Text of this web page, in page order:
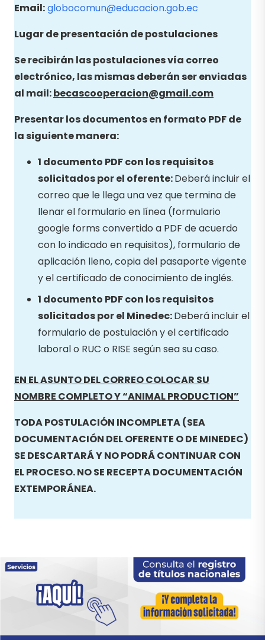
Email:globocomun@educacion.gob.ec
Lugar de presentación de postulaciones
Se recibirán las postulaciones vía correo
electrónico, las mismas deberán ser enviadas
al mail:becascooperacion@gmail.com
Presentar los documentos en formato PDF de
la siguiente manera:
1 documento PDF con los requisitos
solicitados por el oferente:Deberá incluir el
correo que le llega una vez que termina de
llenar el formulario en línea (formulario
google forms convertido a PDF de acuerdo
con lo indicado en requisitos), formulario de
aplicación lleno, copia del pasaporte vigente
y el certificado de conocimiento de inglés.
1 documento PDF con los requisitos
solicitados por el Minedec:Deberá incluir el
formulario de postulación y el certificado
laboral o RUC o RISE según sea su caso.
EN EL ASUNTO DEL CORREO COLOCAR SU
NOMBRE COMPLETO Y “ANIMAL PRODUCTION”
TODA POSTULACIÓN INCOMPLETA (SEA
DOCUMENTACIÓN DEL OFERENTE O DE MINEDEC)
SE DESCARTARÁ Y NO PODRÁ CONTINUAR CON
EL PROCESO. NO SE RECEPTA DOCUMENTACIÓN
EXTEMPORÁNEA.